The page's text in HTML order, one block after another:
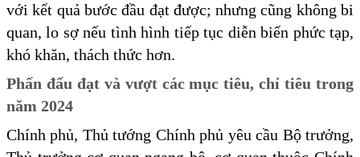
với kết quả bước đầu đạt được; nhưng cũng không bi
quan, lo sợ nếu tình hình tiếp tục diễn biến phức tạp,
khó khăn, thách thức hơn.
Phấn đấu đạt và vượt các mục tiêu, chỉ tiêu trong
năm 2024
Chính phủ, Thủ tướng Chính phủ yêu cầu Bộ trưởng,